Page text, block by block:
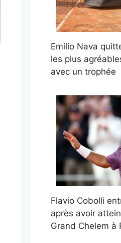
Emilio Nava
les plus
avec un trophée
Flavio Cobolli
après avoir
Grand Chelem à